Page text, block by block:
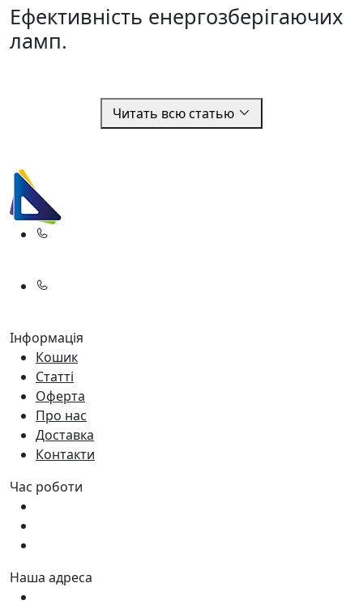
Ефективність енергозберігаючих
ламп.
Читать всю статью
Інформація
Кошик
Статті
Оферта
Про нас
Доставка
Контакти
Час роботи
Наша адреса